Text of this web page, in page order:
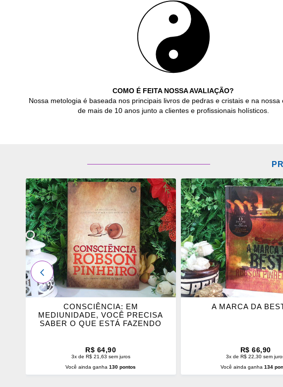
COMO É FEITA NOSSA AVALIAÇÃO?
Nossa metologia é baseada nos principais livros de pedras e cristais e na nossa
de mais de 10 anos junto a clientes e profissionais holísticos.
ADICIONAR
OS
FAVORITOS
CONSCIÊNCIA: EM
MEDIUNIDADE, VOCÊ PRECISA
SABER O QUE ESTÁ FAZENDO
R$ 64,90
3x de R$ 21,63 sem juros
Você ainda ganha130 pontos
ADICIONAR
OS
FAVORITOS
A MARCA DA
R$ 66,90
3x de R$ 22,30 sem
Você ainda ganha 134
ANTERIOR